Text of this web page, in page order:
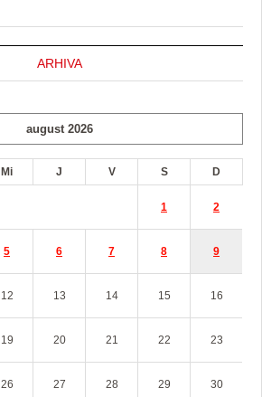
ARHIVA
august 2026
Mi J V S D
1 2
5 6 7 8 9
12 13 14 15 16
19 20 21 22 23
26 27 28 29 30